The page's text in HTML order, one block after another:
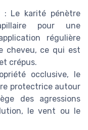
: Le karité pénètre
pour une
régulière
cheveu, ce qui est
crépus.
occlusive, le
protectrice autour
des agressions
le vent ou le